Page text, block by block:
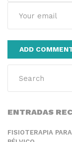
ENTRADAS
FISIOTERAPIA